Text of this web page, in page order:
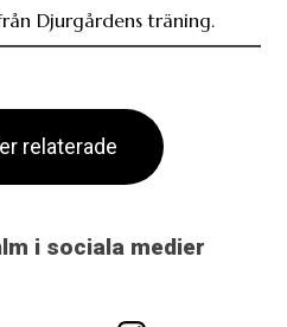
Djurgårdens träning.
relaterade
i sociala medier